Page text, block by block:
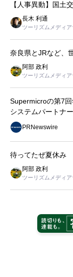
【人事異動】国土
長木 利通
ツーリズムメディ
奈良県とJRなど、
阿部 政利
ツーリズムメディア
Supermicroの第7
システムパートナ
導入に関する実践
PRNewswire
待ってたぜ夏休み
阿部 政利
ツーリズムメディア